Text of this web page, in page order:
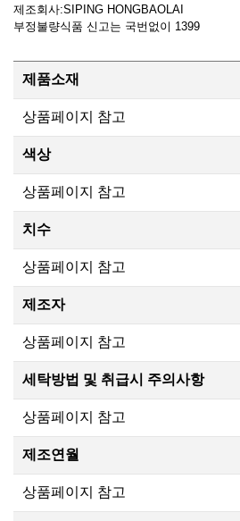
제조회사:SIPING HONGBAOLAI
부정불량식품 신고는 국번없이 1399
제품소재
상품페이지 참고
색상
상품페이지 참고
치수
상품페이지 참고
제조자
상품페이지 참고
세탁방법 및 취급시 주의사항
상품페이지 참고
제조연월
상품페이지 참고